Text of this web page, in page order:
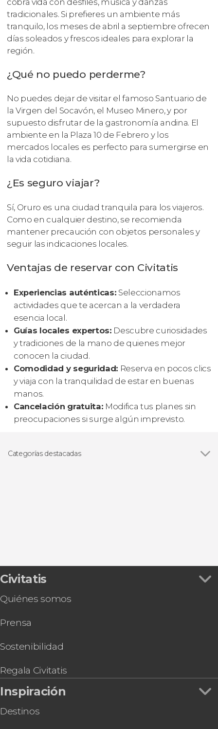
tradicionales. Si prefieres un ambiente más
tranquilo, los meses de abril a septiembre ofrecen
días soleados y frescos ideales para explorar la
región.
¿Qué no puedo perderme?
No puedes dejar de visitar el famoso Santuario de
la Virgen del Socavón, el Museo Minero, y por
supuesto disfrutar de la gastronomía andina. El
ambiente en la Plaza 10 de Febrero y los
mercados locales es perfecto para sumergirse en
la vida cotidiana.
¿Es seguro viajar?
Sí, Oruro es una ciudad tranquila para los viajeros.
Como en cualquier destino, se recomienda
mantener precaución con objetos personales y
seguir las indicaciones locales.
Ventajas de reservar con Civitatis
Experiencias auténticas: Seleccionamos
actividades que te acercan a la verdadera
esencia local.
Guías locales expertos: Descubre curiosidades
y tradiciones de la mano de quienes mejor
conocen la ciudad.
Comodidad y seguridad: Reserva en pocos clics
y viaja con la tranquilidad de estar en buenas
manos.
Cancelación gratuita: Modifica tus planes sin
preocupaciones si surge algún imprevisto.
Categorías destacadas
Civitatis
Quiénes somos
Prensa
Sostenibilidad
Regala Civitatis
Inspiración
Destinos